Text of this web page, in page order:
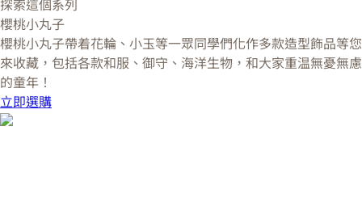
探索這個系列
櫻桃小丸子
櫻桃小丸子帶着花輪、小玉等一眾同學們化作多款造型飾品等您
來收藏，包括各款和服、御守、海洋生物，和大家重温無憂無慮
的童年！
立即選購